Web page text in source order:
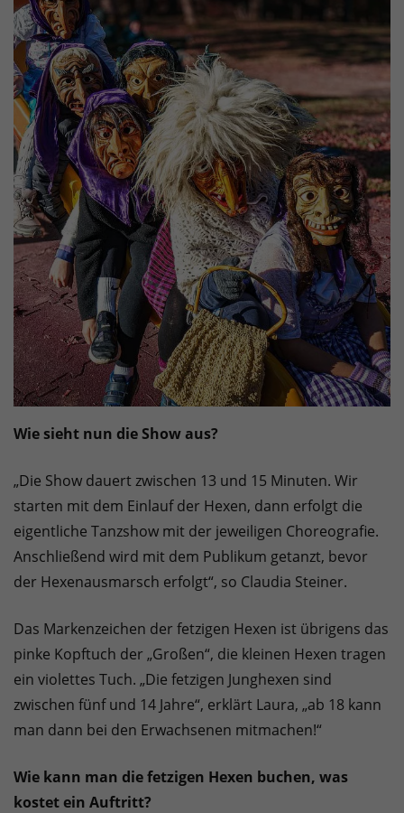
Wie sieht nun die Show aus?
„Die Show dauert zwischen 13 und 15 Minuten. Wir
starten mit dem Einlauf der Hexen, dann erfolgt die
eigentliche Tanzshow mit der jeweiligen Choreografie.
Anschließend wird mit dem Publikum getanzt, bevor
der Hexenausmarsch erfolgt“, so Claudia Steiner.
Das Markenzeichen der fetzigen Hexen ist übrigens das
pinke Kopftuch der „Großen“, die kleinen Hexen tragen
ein violettes Tuch. „Die fetzigen Junghexen sind
zwischen fünf und 14 Jahre“, erklärt Laura, „ab 18 kann
man dann bei den Erwachsenen mitmachen!“
Wie kann man die fetzigen Hexen buchen, was
kostet ein Auftritt?